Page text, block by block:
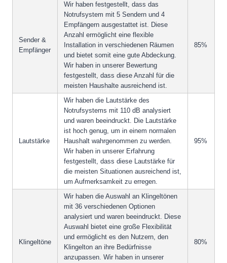
Sender &
Empfänger
Wir haben festgestellt, dass das
Notrufsystem mit 5 Sendern und 4
Empfängern ausgestattet ist. Diese
Anzahl ermöglicht eine flexible
Installation in verschiedenen Räumen
und bietet somit eine gute Abdeckung.
Wir haben in unserer Bewertung
festgestellt, dass diese Anzahl für die
meisten Haushalte ausreichend ist.
85%
Lautstärke
Wir haben die Lautstärke des
Notrufsystems mit 110 dB analysiert
und waren beeindruckt. Die Lautstärke
ist hoch genug, um in einem normalen
Haushalt wahrgenommen zu werden.
Wir haben in unserer Erfahrung
festgestellt, dass diese Lautstärke für
die meisten Situationen ausreichend ist,
um Aufmerksamkeit zu erregen.
95%
Klingeltöne
Wir haben die Auswahl an Klingeltönen
mit 36 verschiedenen Optionen
analysiert und waren beeindruckt. Diese
Auswahl bietet eine große Flexibilität
und ermöglicht es den Nutzern, den
Klingelton an ihre Bedürfnisse
anzupassen. Wir haben in unserer
80%